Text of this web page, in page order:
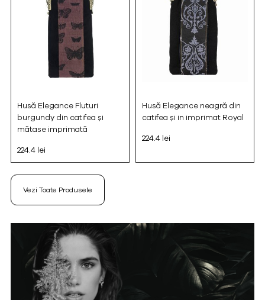
Husă Elegance Fluturi
burgundy din catifea și
mătase imprimată
224.4 lei
Husă Elegance neagră din
catifea și in imprimat Royal
224.4 lei
Vezi Toate Produsele